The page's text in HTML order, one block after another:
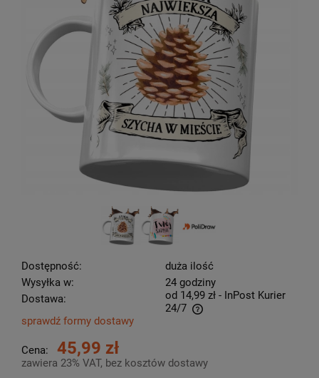
Dostępność:
duża ilość
Wysyłka w:
24 godziny
Dostawa:
od 14,99 zł - InPost Kurier
24/7
Cena nie zawiera ewentualnych kosztów płatności
sprawdź formy dostawy
Cena: 45,99 zł
zawiera 23% VAT, bez kosztów dostawy